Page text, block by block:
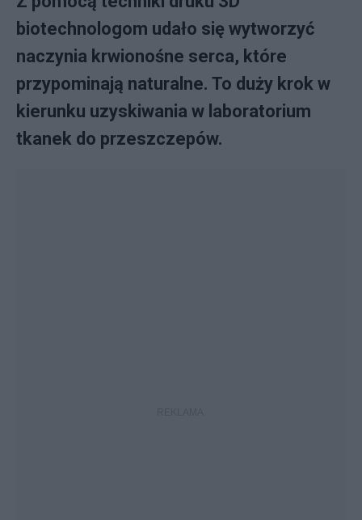
biotechnologom udało się wytworzyć
naczynia krwionośne serca, które
przypominają naturalne. To duży krok w
kierunku uzyskiwania w laboratorium
tkanek do przeszczepów.